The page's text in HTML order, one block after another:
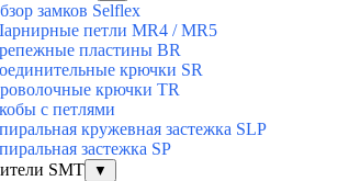
замков Selflex
петли MR4 / MR5
пластины BR
крючки SR
крючки TR
с петлями
кружевная застежка SLP
застежка SP
SMT
▼